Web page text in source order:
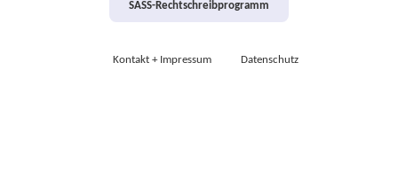
SASS-Rechtschreibprogramm
Kontakt + Impressum Datenschutz